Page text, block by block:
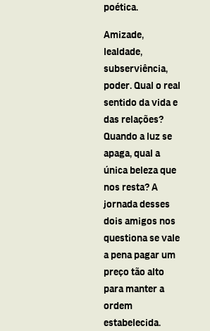
poética.
Amizade,
lealdade,
subserviência,
poder. Qual o real
sentido da vida e
das relações?
Quando a luz se
apaga, qual a
única beleza que
nos resta? A
jornada desses
dois amigos nos
questiona se vale
a pena pagar um
preço tão alto
para manter a
ordem
estabelecida.